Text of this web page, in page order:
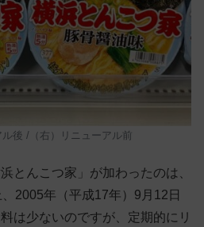
ル後 /（右）リニューアル前
とんこつ家」が加わったのは、
2005年（平成17年）9月12日
は少ないのですが、定期的にリ